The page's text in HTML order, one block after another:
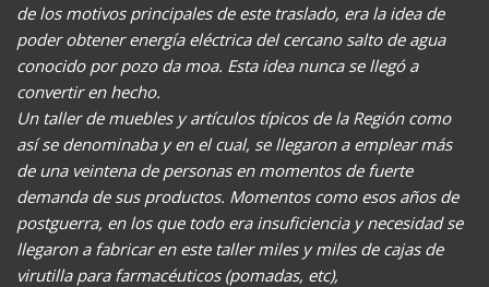
de los motivos principales de este traslado, era la idea de
poder obtener energía eléctrica del cercano salto de agua
conocido por pozo da moa. Esta idea nunca se llegó a
convertir en hecho.
Un taller de muebles y artículos típicos de la Región como
así se denominaba y en el cual, se llegaron a emplear más
de una veintena de personas en momentos de fuerte
demanda de sus productos. Momentos como esos años de
postguerra, en los que todo era insuficiencia y necesidad se
llegaron a fabricar en este taller miles y miles de cajas de
virutilla para farmacéuticos (pomadas, etc),